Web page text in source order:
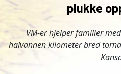
plukke
VM-er hjelper familier
halvannen kilometer bred